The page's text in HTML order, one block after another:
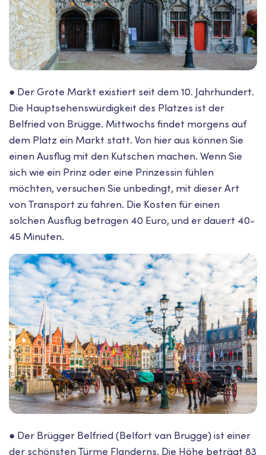
● Der Grote Markt existiert seit dem 10. Jahrhundert.
Die Hauptsehenswürdigkeit des Platzes ist der
Belfried von Brügge. Mittwochs findet morgens auf
dem Platz ein Markt statt. Von hier aus können Sie
einen Ausflug mit den Kutschen machen. Wenn Sie
sich wie ein Prinz oder eine Prinzessin fühlen
möchten, versuchen Sie unbedingt, mit dieser Art
von Transport zu fahren. Die Kosten für einen
solchen Ausflug betragen 40 Euro, und er dauert 40-
45 Minuten.
● Der Brügger Belfried (Belfort van Brugge) ist einer
der schönsten Türme Flanderns. Die Höhe beträgt 83